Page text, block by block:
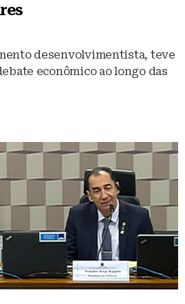
desenvolvimentista, teve
econômico ao longo das